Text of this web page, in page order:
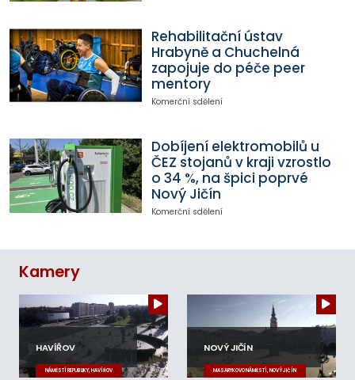
Rehabilitační ústav
Hrabyně a Chuchelná
zapojuje do péče peer
mentory
Komerční sdělení
Dobíjení elektromobilů u
ČEZ stojanů v kraji vzrostlo
o 34 %, na špici poprvé
Nový Jičín
Komerční sdělení
Kamery
HAVÍŘOV
NÁMĚSTÍ REPUBLIKY, HAVÍŘOV
NOVÝ JIČÍN
MASARYKOVO NÁMĚSTÍ, NOVÝ JIČÍN